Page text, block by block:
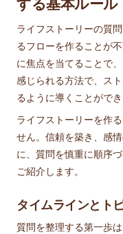
ライフストーリーの質
るフローを作ることが
に焦点を当てることで
感じられる方法で、ス
るように導くことができ
ライフストーリーを作
せん。信頼を築き、感
に、質問を慎重に順序
ご紹介します。
タイムラインとト
質問を整理する第一歩